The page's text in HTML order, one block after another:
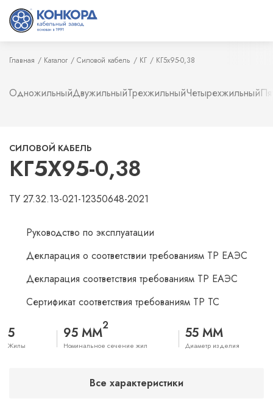
Главная Каталог Силовой кабель КГ КГ5х95-0,38
ОдножильныйДвужильныйТрехжильныйЧетырехжильный
СИЛОВОЙ КАБЕЛЬ
КГ5Х95-0,38
ТУ 27.32.13-021-12350648-2021
Руководство по эксплуатации
Декларация о соответствии требованиям ТР ЕАЭС
Декларация соответствия требованиям ТР ЕАЭС
Сертификат соответствия требованиям ТР ТС
5
Жилы
95 ММ2
Номинальное сечение жил
55 ММ
Диаметр изделия
Все характеристики